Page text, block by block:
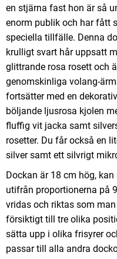
en stjärna fast hon är så
enorm publik och har fått
speciella tillfälle. Denna
krulligt svart hår uppsatt
glittrande rosa rosett och
genomskinliga volang-
fortsätter med en
böljande ljusrosa kjolen
fluffig vit jacka samt
rosetter. Du får också en
silver samt ett silvrigt
Dockan är 18 cm hög,
utifrån proportionerna på
vridas och riktas som
försiktigt till tre olika
sätta upp i olika frisyrer
passar till alla andra